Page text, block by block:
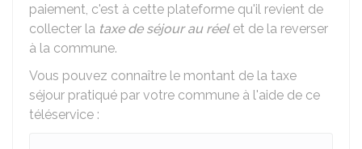
paiement, c'est à cette plateforme qu'il revient de
collecter la taxe de séjour au réelet de la reverser
à la commune.
Vous pouvez connaître le montant de la taxe
séjour pratiqué par votre commune à l'aide de ce
téléservice :